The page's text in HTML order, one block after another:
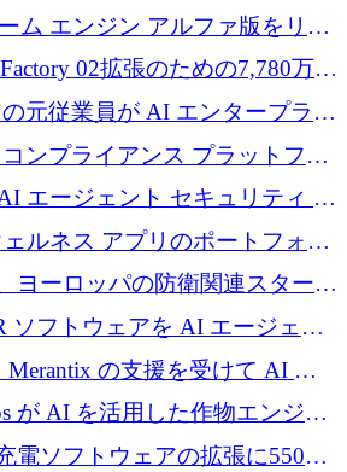
から250万ユーロを確保
ム エンジン アルファ版をリリ
ドルのプレシード資金を確保
02拡張のための7,780万ユ
パッケージを獲得
元従業員が AI エンタープライ
プの Conduct に 6,000 万ドル
ンプライアンス プラットフォ
ためにシリーズ A で 1,250 万
エージェント セキュリティ プ
の拡張に 2,000 万ドルを調達
ェルネス アプリのポートフォリ
めにシリーズ A で 1,300 万ド
ヨーロッパの防衛関連スタート
大を支援するために 5,000 万
を開始
ソフトウェアを AI エージェン
に 600 万ドルを調達
の支援を受けて AI 求
拡大するために 100 万ユーロ
が AI を活用した作物エンジニ
するために 970 万ユーロを調
電ソフトウェアの拡張に550万